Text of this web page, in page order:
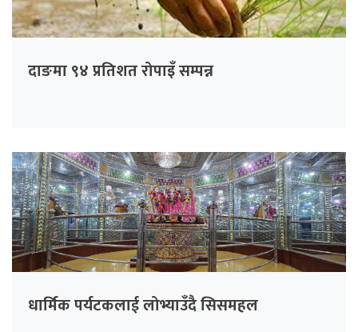
दाङमा ९४ प्रतिशत रोपाइँ सम्पन्न
धार्मिक पर्यटकलाई लोभ्याउँदै सिसमहल